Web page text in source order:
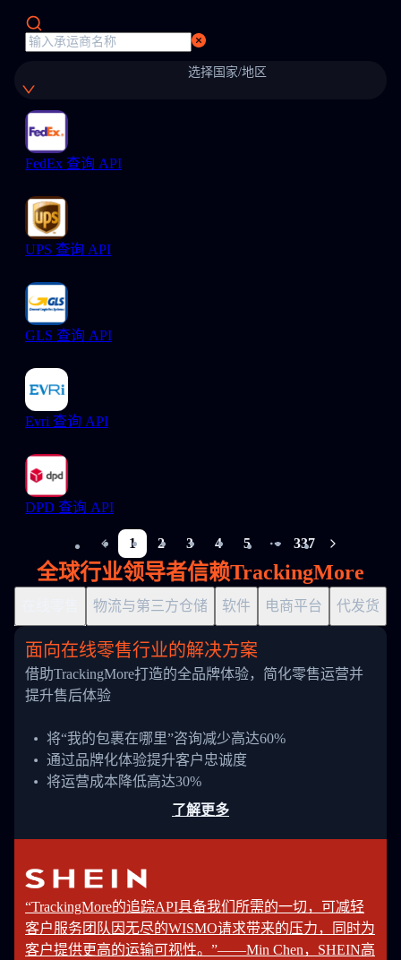
选择国家/地区
FedEx 查询 API
UPS 查询 API
GLS 查询 API
Evri 查询 API
DPD 查询 API
1 2 3 4 5
More pages
337
全球行业领导者信赖TrackingMore
物流与第三方仓储 软件 电商平台 代发货
面向在线零售行业的解决方案
借助TrackingMore打造的全品牌体验，简化零售运营并
提升售后体验
将“我的包裹在哪里”咨询减少高达60%
通过品牌化体验提升客户忠诚度
将运营成本降低高达30%
了解更多
“TrackingMore的追踪API具备我们所需的一切，可减轻
客户服务团队因无尽的WISMO请求带来的压力，同时为
客户提供更高的运输可视性。”——Min Chen，SHEIN高